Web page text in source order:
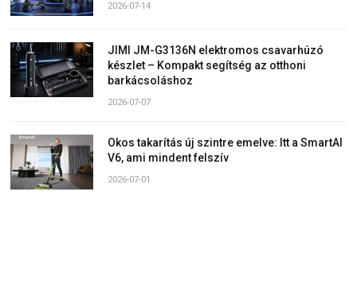
2026-07-14
JIMI JM-G3136N elektromos csavarhúzó
készlet – Kompakt segítség az otthoni
barkácsoláshoz
2026-07-07
Okos takarítás új szintre emelve: Itt a SmartAI
V6, ami mindent felszív
2026-07-01